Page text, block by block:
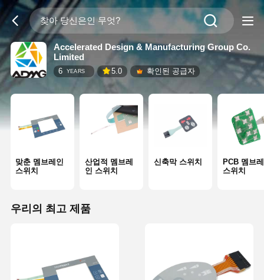
Accelerated Design & Manufacturing Group Co.
Limited
6 YEARS 5.0 확인된 공급자
맞춘 멤브레인
스위치
산업적 멤브레
인 스위치
신축막 스위치
PCB 멤브
스위치
우리의 최고 제품